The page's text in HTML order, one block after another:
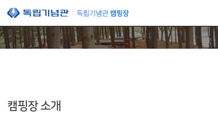
본문 바로가기
캠핑장 소개